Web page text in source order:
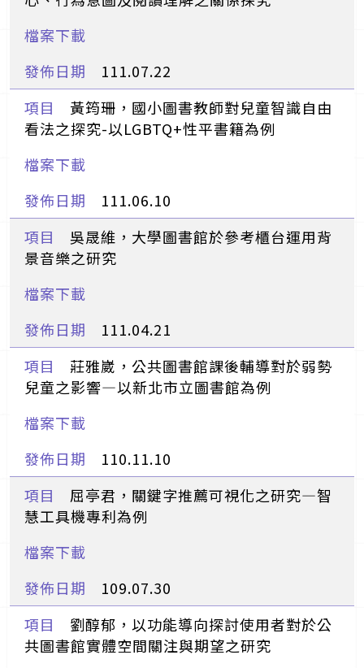
111.07.22
黃筠珊，國小圖書教師對兒童智識自由
看法之探究-以LGBTQ+性平書籍為例
111.06.10
吳晟維，大學圖書館於參考櫃台運用背
景音樂之研究
111.04.21
莊雅崴，公共圖書館課後輔導對於弱勢
兒童之影響―以新北市立圖書館為例
110.11.10
屈亭君，關鍵字推薦可視化之研究—智
慧工具機專利為例
109.07.30
劉醇郁，以功能導向探討使用者對於公
共圖書館實體空間關注與期望之研究